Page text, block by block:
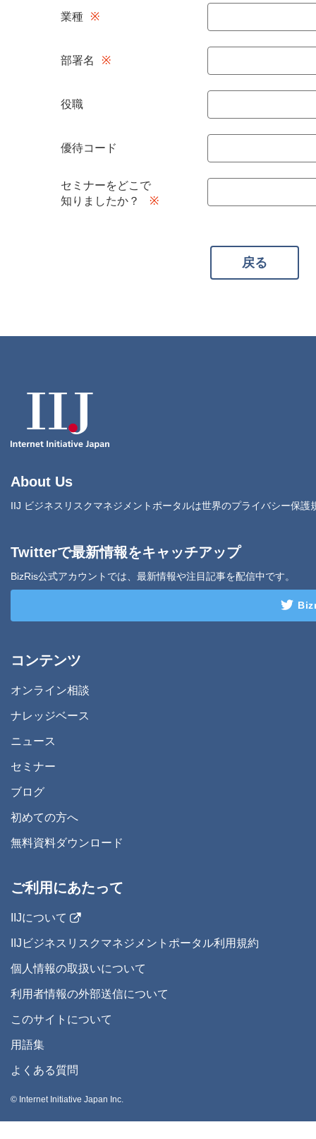
業種
部署名
役職
優待コード
セミナーをどこで
知りましたか？
戻る
About Us
IIJ ビジネスリスクマネジメントポータルは世界のプライバシー保
Twitterで最新情報をキャッチアップ
BizRis公式アカウントでは、最新情報や注目記事を配信中です。
コンテンツ
オンライン相談
ナレッジベース
ニュース
セミナー
ブログ
初めての方へ
無料資料ダウンロード
ご利用にあたって
IIJについて
IIJビジネスリスクマネジメントポータル利用規約
個人情報の取扱いについて
利用者情報の外部送信について
このサイトについて
用語集
よくある質問
© Internet Initiative Japan Inc.